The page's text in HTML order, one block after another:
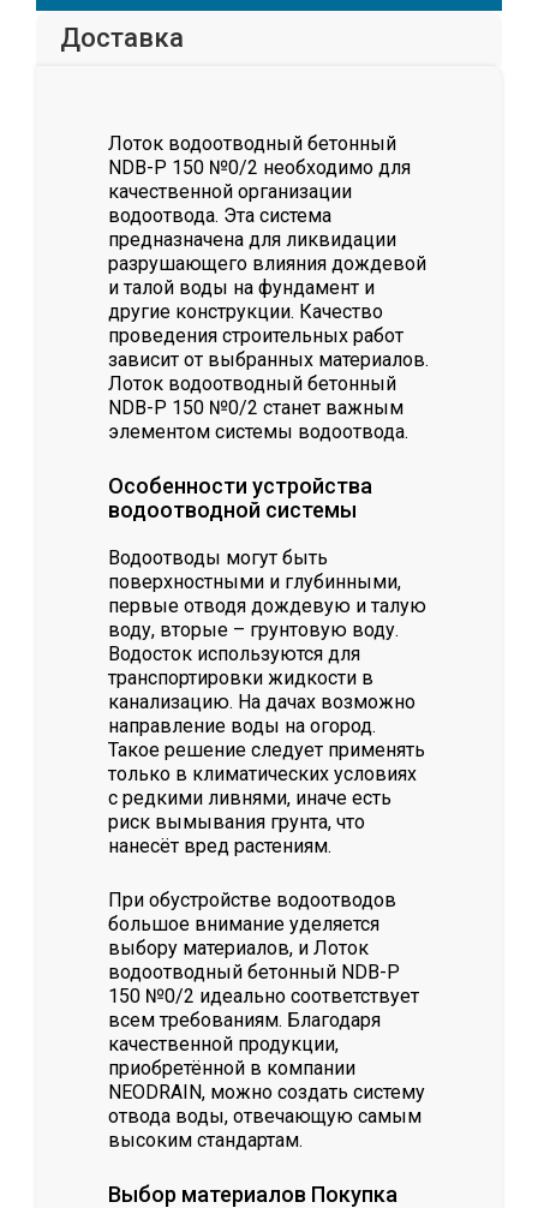
Доставка
Лоток водоотводный бетонный
NDB-P 150 №0/2 необходимо для
качественной организации
водоотвода. Эта система
предназначена для ликвидации
разрушающего влияния дождевой
и талой воды на фундамент и
другие конструкции. Качество
проведения строительных работ
зависит от выбранных материалов.
Лоток водоотводный бетонный
NDB-P 150 №0/2 станет важным
элементом системы водоотвода.
Особенности устройства
водоотводной системы
Водоотводы могут быть
поверхностными и глубинными,
первые отводя дождевую и талую
воду, вторые – грунтовую воду.
Водосток используются для
транспортировки жидкости в
канализацию. На дачах возможно
направление воды на огород.
Такое решение следует применять
только в климатических условиях
с редкими ливнями, иначе есть
риск вымывания грунта, что
нанесёт вред растениям.
При обустройстве водоотводов
большое внимание уделяется
выбору материалов, и Лоток
водоотводный бетонный NDB-P
150 №0/2 идеально соответствует
всем требованиям. Благодаря
качественной продукции,
приобретённой в компании
NEODRAIN, можно создать систему
отвода воды, отвечающую самым
высоким стандартам.
Выбор материалов Покупка